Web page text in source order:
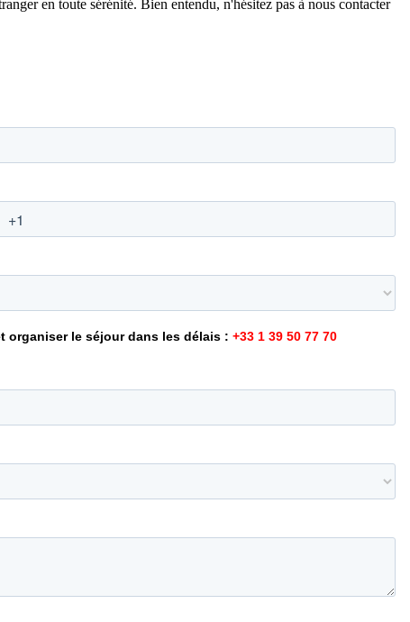
en toute sérénité. Bien entendu, n'hésitez pas à nous contacter